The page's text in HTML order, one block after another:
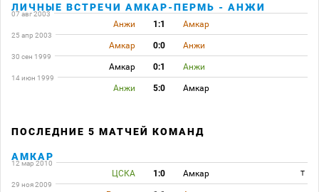
ЛИЧНЫЕ ВСТРЕЧИ АМКАР-ПЕРМЬ - АНЖИ
07 авг 2003
Анжи 1:1 Амкар
25 апр 2003
Амкар 0:0 Анжи
30 сен 1999
Амкар 0:1 Анжи
14 июн 1999
Анжи 5:0 Амкар
ПОСЛЕДНИЕ 5 МАТЧЕЙ КОМАНД
АМКАР
12 мар 2010
ЦСКА 1:0 Амкар
T
29 ноя 2009